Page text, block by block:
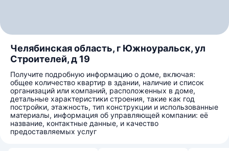
Челябинская область, г Южноуральск, ул
Строителей, д 19
Получите подробную информацию о доме, включая:
общее количество квартир в здании, наличие и список
организаций или компаний, расположенных в доме,
детальные характеристики строения, такие как год
постройки, этажность, тип конструкции и использованные
материалы, информация об управляющей компании: её
название, контактные данные, и качество
предоставляемых услуг